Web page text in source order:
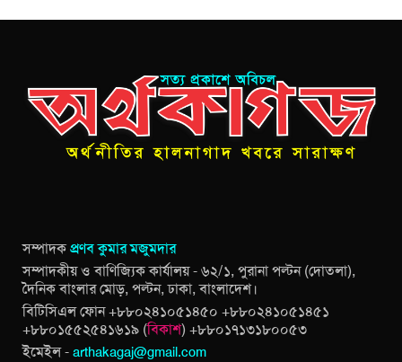
সম্পাদকপ্রণব কুমার মজুমদার
সম্পাদকীয় ও বাণিজ্যিক কার্যালয় - ৬২/১, পুরানা পল্টন (দোতলা),
দৈনিক বাংলার মোড়, পল্টন, ঢাকা, বাংলাদেশ।
বিটিসিএল ফোন +৮৮০২৪১০৫১৪৫০ +৮৮০২৪১০৫১৪৫১
+৮৮০১৫৫২৫৪১৬১৯ (বিকাশ) +৮৮০১৭১৩১৮০০৫৩
ইমেইল - arthakagaj@gmail.com